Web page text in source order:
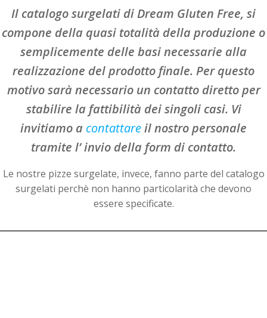
Il catalogo surgelati di Dream Gluten Free, si
compone della quasi totalità della produzione o
semplicemente delle basi necessarie alla
realizzazione del prodotto finale. Per questo
motivo sarà necessario un contatto diretto per
stabilire la fattibilità dei singoli casi. Vi
invitiamo a contattareil nostro personale
tramite l’ invio della form di contatto.
Le nostre pizze surgelate, invece, fanno parte del catalogo
surgelati perchè non hanno particolarità che devono
essere specificate.